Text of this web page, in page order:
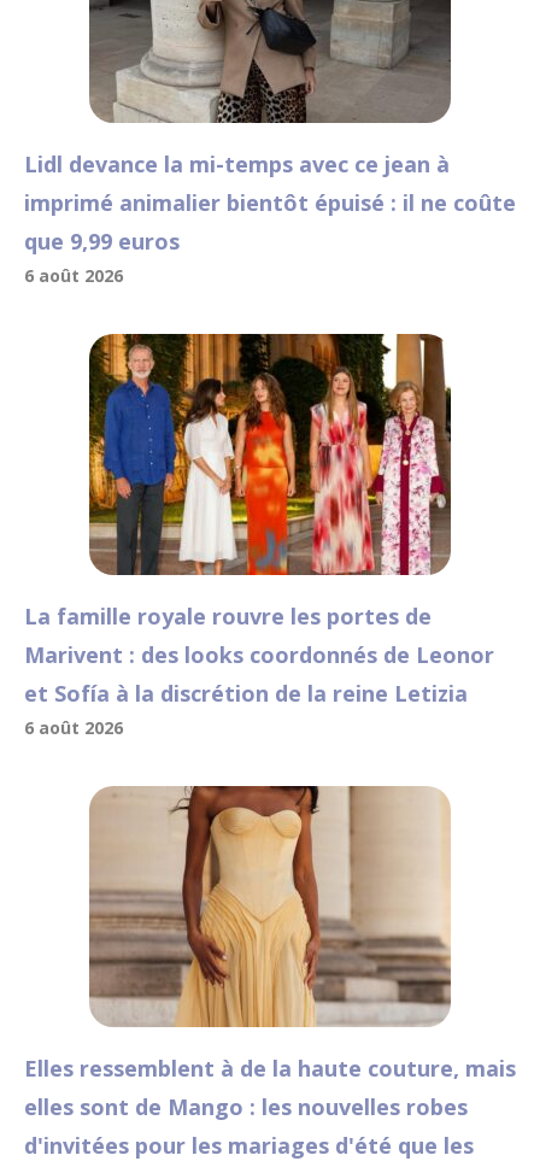
Lidl devance la mi-temps avec ce jean à
imprimé animalier bientôt épuisé : il ne coûte
que 9,99 euros
6 août 2026
La famille royale rouvre les portes de
Marivent : des looks coordonnés de Leonor
et Sofía à la discrétion de la reine Letizia
6 août 2026
Elles ressemblent à de la haute couture, mais
elles sont de Mango : les nouvelles robes
d'invitées pour les mariages d'été que les